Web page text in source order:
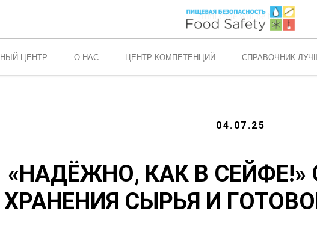
Html code will be here
ЦЕНТР О НАС ЦЕНТР КОМПЕТЕНЦИЙ СПРАВОЧНИК
04.07.25
«НАДЁЖНО, КАК В СЕЙФЕ!»
ХРАНЕНИЯ СЫРЬЯ И